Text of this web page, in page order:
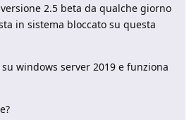
2.5 beta da qualche giorno
in sistema bloccato su questa
windows server 2019 e funziona